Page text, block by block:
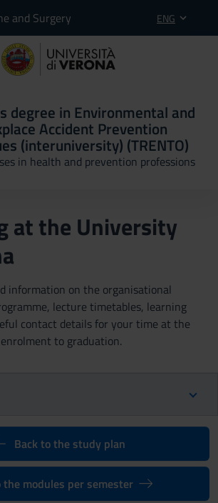
and Surgery ENG
degree in Environmental and
Accident Prevention
(interuniversity) (TRENTO)
in health and prevention professions
at the University
information on the organisational
lecture timetables, learning
contact details for your time at the
to graduation.
Back to the study plan
the modules per semester